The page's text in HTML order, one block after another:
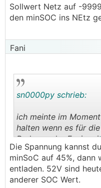
Sollwert Netz auf -
den minSOC ins NEtz
Fani
.
sn0000py schrieb:
ich meinte im
halten wenn es für
Pedaaa oder Fani
das idealste wäre für
dh wenn ich 3.25V
Und dsa stelle ich
BYD Akku ->
Die Spannung kannst
minSoC auf 45%,
entladen. 52V sind
anderer SOC Wert.